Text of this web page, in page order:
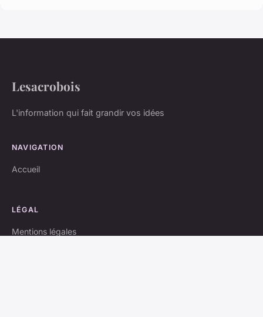
Lesacrobois
L'information qui fait grandir vos idées
NAVIGATION
Accueil
LÉGAL
Mentions légales